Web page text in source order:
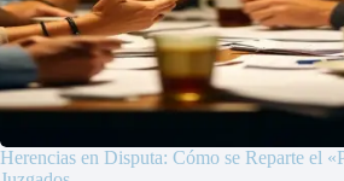
Herencias en Disputa: Cómo se Reparte el